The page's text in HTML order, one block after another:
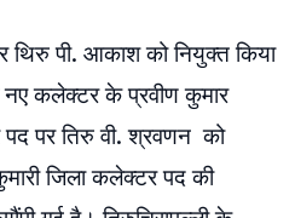
पी. आकाश को नियुक्त किया
कलेक्टर के प्रवीण कुमार
पद पर तिरु वी. श्रवणन को
जिला कलेक्टर पद की